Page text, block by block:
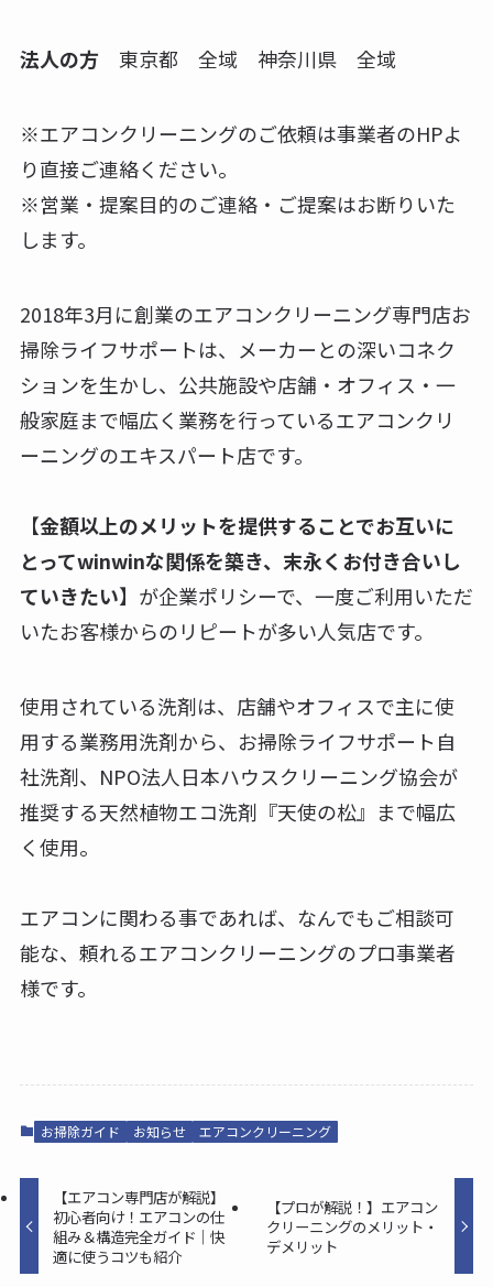
法人の方 東京都 全域 神奈川県 全域
※エアコンクリーニングのご依頼は事業者のHPよ
り直接ご連絡ください。
※営業・提案目的のご連絡・ご提案はお断りいた
します。
2018年3月に創業のエアコンクリーニング専門店お
掃除ライフサポートは、メーカーとの深いコネク
ションを生かし、公共施設や店舗・オフィス・一
般家庭まで幅広く業務を行っているエアコンクリ
ーニングのエキスパート店です。
【金額以上のメリットを提供することでお互いに
とってwinwinな関係を築き、末永くお付き合いし
ていきたい】が企業ポリシーで、一度ご利用いただ
いたお客様からのリピートが多い人気店です。
使用されている洗剤は、店舗やオフィスで主に使
用する業務用洗剤から、お掃除ライフサポート自
社洗剤、NPO法人日本ハウスクリーニング協会が
推奨する天然植物エコ洗剤『天使の松』まで幅広
く使用。
エアコンに関わる事であれば、なんでもご相談可
能な、頼れるエアコンクリーニングのプロ事業者
様です。
お掃除ガイド お知らせ エアコンクリーニング
【エアコン専門店が解説】
初心者向け！エアコンの仕
組み＆構造完全ガイド｜快
適に使うコツも紹介
【プロが解説！】エアコン
クリーニングのメリット・
デメリット